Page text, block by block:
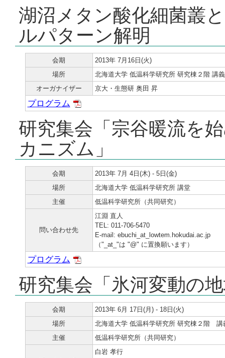
湖沼メタン酸化細菌叢
ルパターン解明
会期
2013年 7月16日(火)
場所
北海道大学 低温科学研究所 研究棟２階 講
オーガナイザー
京大・生態研 奥田 昇
プログラム
研究集会「宗谷暖流を
カニズム」
会期
2013年 7月 4日(木) - 5日(金)
場所
北海道大学 低温科学研究所 講堂
主催
低温科学研究所（共同研究）
問い合わせ先
江淵 直人
TEL: 011-706-5470
E-mail: ebuchi_at_lowtem.hokudai.ac.jp
（"_at_"は "@" に置換願います）
プログラム
研究集会「氷河変動の
会期
2013年 6月 17日(月) - 18日(火)
場所
北海道大学 低温科学研究所 研究棟２階 講
主催
低温科学研究所（共同研究）
白岩 孝行